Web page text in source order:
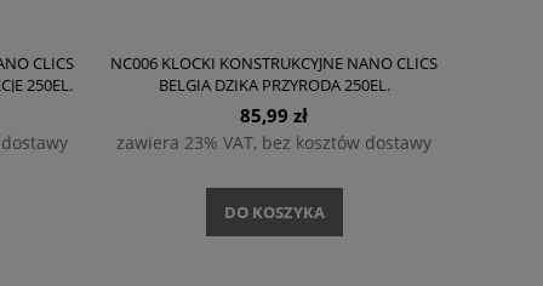
CLICS
250EL.
NC006 KLOCKI KONSTRUKCYJNE NANO CLICS
BELGIA DZIKA PRZYRODA 250EL.
85,99 zł
zawiera 23% VAT, bez kosztów dostawy
DO KOSZYKA